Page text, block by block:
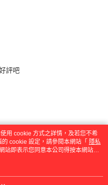
評吧
用 cookie 方式之詳情，及若您不希
cookie 設定，請參閱本網站「 隱私
站即表示您同意本公司得按本網站使